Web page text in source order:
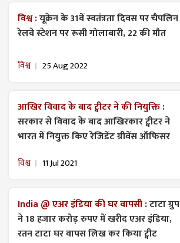
विश्व :यूक्रेन के 31वें स्वतंत्रता दिवस पर चैपलिन
रेलवे स्टेशन पर रूसी गोलाबारी, 22 की मौत
विश्व 25 Aug 2022
आखिर विवाद के बाद ​ट्वीटर ने की नियुक्ति :
सरकार से विवाद के बाद आखिरकार ट्वीटर ने
भारत में नियुक्त किए रेजिडेंट ग्रीवेंस ऑफिसर
विश्व 11 Jul 2021
India @ एअर इंडिया की घर वापसी :टाटा ग्रुप
ने 18 हजार करोड़ रुपए में खरीद एअर इंडिया,
रतन टाटा घर वापस लिख कर किया ​ट्वीट